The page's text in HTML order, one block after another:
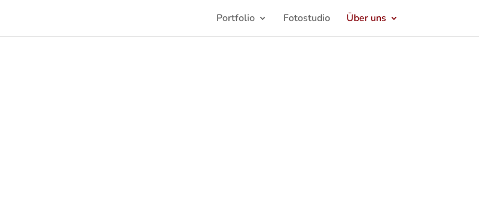
Portfolio Fotostudio Über uns